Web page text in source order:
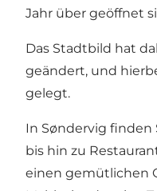
Jahr über geöffnet
Das Stadtbild hat
geändert, und
gelegt.
In Søndervig finden
bis hin zu
einen gemütlichen